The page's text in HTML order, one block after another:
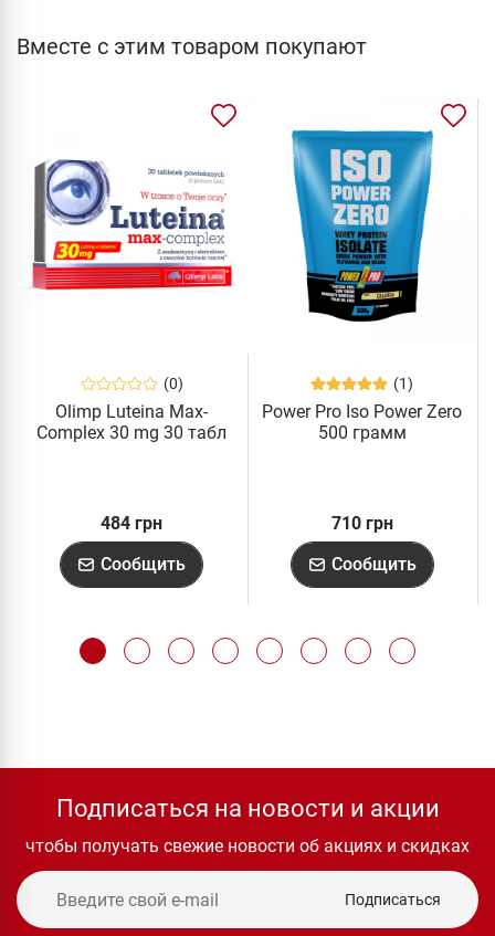
Вместе с этим товаром покупают
(0)
Olimp Luteina Max-
Complex 30 mg 30 табл
484 грн
Сообщить
(1)
Power Pro Iso Power Zero
500 грамм
710 грн
Сообщить
Подписаться на новости и акции
чтобы получать свежие новости об акциях и скидках
Подписаться